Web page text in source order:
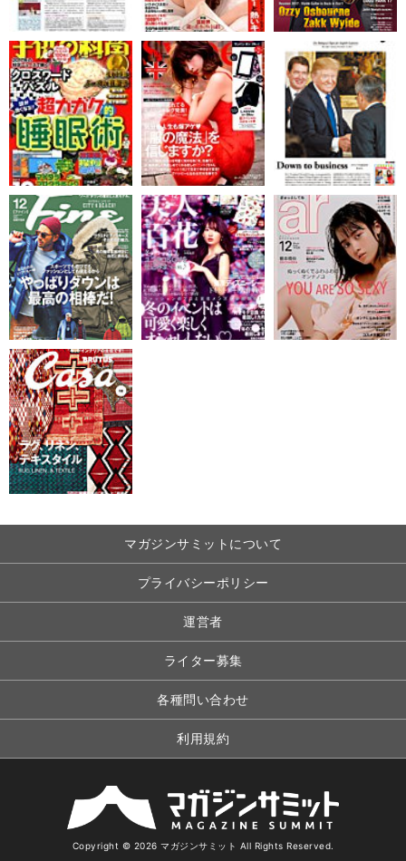
マガジンサミットについて
プライバシーポリシー
運営者
ライター募集
各種問い合わせ
利用規約
Copyright © 2026 マガジンサミット All Rights Reserved.